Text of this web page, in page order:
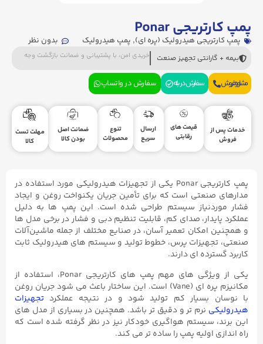
پمپ کارتریجی Ponar
پمپ کارتریجی هیدرولیک (پره ای), پمپ هیدرولیک بدون نظر
بیمه + گارانتی تجهیز صنعت خریدی امن، با پشتیبانی و ضمانت بازگشت وجه
مشاوره فروش سفارش در بله سفارش در واتساپ
خدمات پس از
فروش
قیمت های
رقابتی
ارسال
سریع
تنوع
محصولات
ضمانت اصل
بودن کالا
مهلت تست
کالا
پمپ کارتریجی Ponar یکی از تجهیزات هیدرولیکی مورد استفاده در
مدارهای صنعتی است که برای تأمین جریان یکنواخت روغن و ایجاد
فشار موردنیاز سیستم طراحی شده است. این پمپ ‌ها به دلیل
عملکرد پایدار، صدای کم، قابلیت تنظیم دبی و فشار در برخی مدل ‌ها
و همچنین امکان تعمیر آسان، در صنایع مختلف از جمله ماشین‌آلات
صنعتی، تجهیزات پرس، خطوط تولید و سیستم‌ های هیدرولیک ثابت
کاربرد گسترده ‌ای دارند.
یکی از ویژگی‌ های مهم پمپ ‌های کارتریجی Ponar، استفاده از
مکانیزم پره ‌ای (Vane) است. این ساختار باعث می ‌شود جریان روغن
با نوسان بسیار کم تولید شود و در نتیجه عملکرد تجهیزات
هیدرولیکی نرم ‌تر و دقیق ‌تر باشد. همچنین در بسیاری از مدل ‌های
این برند، سیستم هواگیری خودکار نیز در نظر گرفته شده است که
راه ‌اندازی اولیه پمپ را ساده ‌تر می ‌کند.